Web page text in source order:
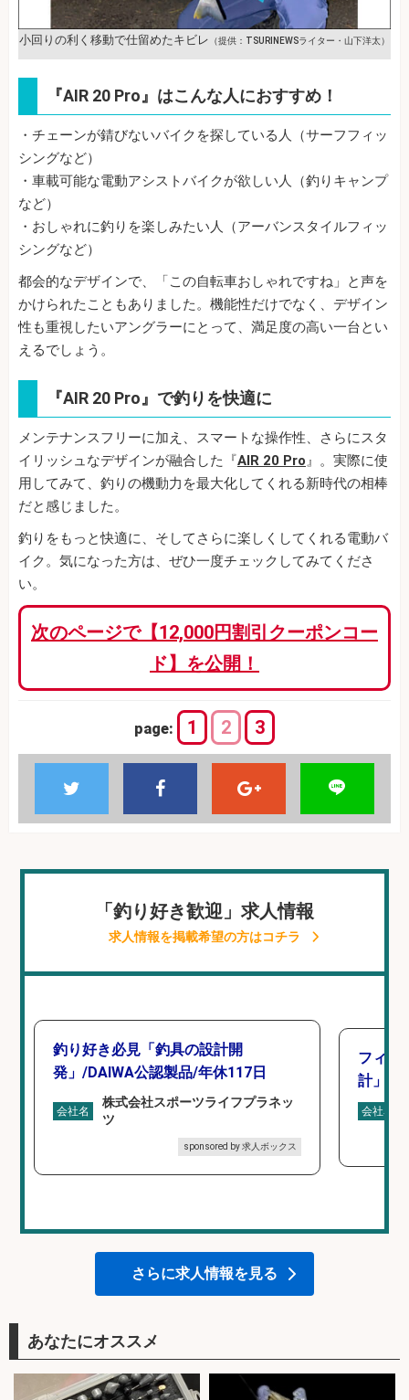
小回りの利く移動で仕留めたキビレ （提供：TSURINEWSライター・山下洋太）
『AIR 20 Pro』はこんな人におすすめ！
・チェーンが錆びないバイクを探している人（サーフフィッ
シングなど）
・車載可能な電動アシストバイクが欲しい人（釣りキャンプ
など）
・おしゃれに釣りを楽しみたい人（アーバンスタイルフィッ
シングなど）
都会的なデザインで、「この自転車おしゃれですね」と声を
かけられたこともありました。機能性だけでなく、デザイン
性も重視したいアングラーにとって、満足度の高い一台とい
えるでしょう。
『AIR 20 Pro』で釣りを快適に
メンテナンスフリーに加え、スマートな操作性、さらにスタ
イリッシュなデザインが融合した『AIR 20 Pro 』。実際に使
用してみて、釣りの機動力を最大化してくれる新時代の相棒
だと感じました。
釣りをもっと快適に、そしてさらに楽しくしてくれる電動バ
イク。気になった方は、ぜひ一度チェックしてみてくださ
い。
次のページで【12,000円割引クーポンコー
ド】を公開！
page: 1 2 3
「釣り好き歓迎」求人情報
求人情報を掲載希望の方はコチラ
釣り好き必見「釣具の設計開
発」/DAIWA公認製品/年休117日
会社名
株式会社スポーツライフプラネッ
ツ
sponsored by 求人ボックス
フィッ
計」
会社名
さらに求人情報を見る
あなたにオススメ